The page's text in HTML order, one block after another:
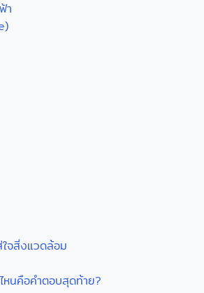
า
ใจสิ่งแวดล้อม
หนคือคำตอบสุดท้าย?